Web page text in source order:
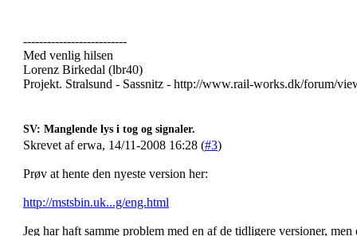
--------------------------
Med venlig hilsen
Lorenz Birkedal (lbr40)
Projekt. Stralsund - Sassnitz - http://www.rail-works.dk/forum/
SV: Manglende lys i tog og signaler.
Skrevet af erwa, 14/11-2008 16:28 (#3)
Prøv at hente den nyeste version her:
http://mstsbin.uk...g/eng.html
Jeg har haft samme problem med en af de tidligere versioner,